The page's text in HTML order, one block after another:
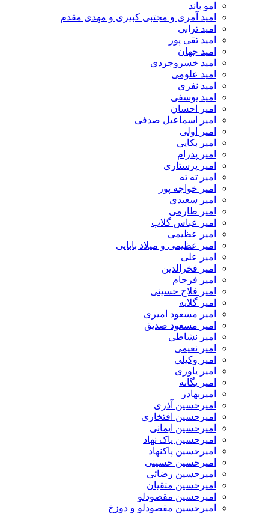
امو باند
امید آمری و مجتبی کبیری و مهدى مقدم
امید ترابی
امید تقی پور
امید جهان
امید خسروجردی
امید علومی
امید نفری
امید یوسفی
امیر احسان
امیر اسماعیل صدفی
امیر اولی
امیر بکایی
امیر پدرام
امیر پرستاری
امیر ته ته
امیر خواجه پور
امیر سعیدی
امیر طارمی
امیر عباس گلاب
امیر عظیمی
امیر عظیمی و میلاد بابایی
امیر علی
امیر فخرالدین
امیر فرجام
امیر فلاح حسینی
امیر گلایه
امیر مسعود امیری
امیر مسعود صدیق
امیر نشاطی
امیر نعیمی
امیر وکیلی
امیر یاوری
امیر یگانه
امیربهادر
امیرحسین آذری
امیرحسین افتخاری
امیرحسین ایمانی
امیرحسین پاک نهاد
امیرحسین پاکنهاد
امیرحسین حسینی
امیرحسین رضائی
امیرحسین متقیان
امیرحسین مقصودلو
امیرحسین مقصودلو و دوزخ